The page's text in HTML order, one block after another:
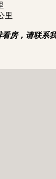
里
房，请联系